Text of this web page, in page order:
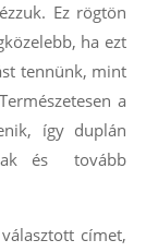
Ez rögtön
ha ezt
tennünk, mint
a
így duplán
és tovább
címet,